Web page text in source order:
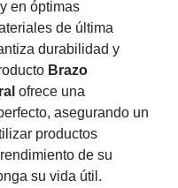
en óptimas
de última
durabilidad y
Brazo
ofrece una
asegurando un
productos
de su
su vida útil.